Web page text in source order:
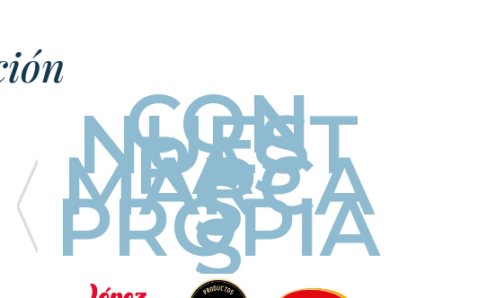
CON
NUEST
RAS
MARCA
S
PROPIA
S